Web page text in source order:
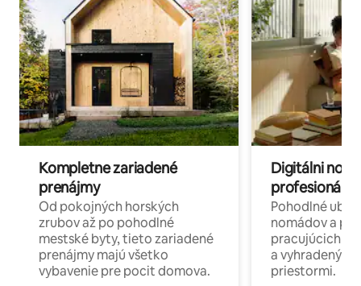
Kompletne zariadené
prenájmy
Od pokojných horských
zrubov až po pohodlné
mestské byty, tieto zariadené
prenájmy majú všetko
vybavenie pre pocit domova.
Digitálni
profesionáli
Pohodlné
nomádov a
pracujúcich
a
priestormi.